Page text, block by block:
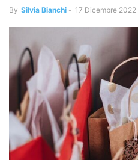
By Silvia Bianchi - 17 Dicembre 2022